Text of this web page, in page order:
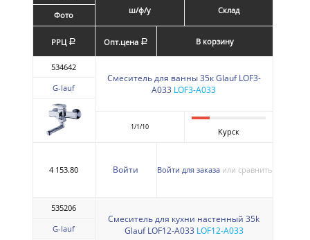
Фото
ш/ф/у Склад
РРЦ a Опт.цена a В корзину
534642
G-lauf
Смеситель для ванны 35к Glauf LOF3-
A033 LOF3-A033
1/1/10 Курск
4 153.80 Войти Войти для заказа или сравнить
535206
G-lauf
Смеситель для кухни настенный 35k
Glauf LOF12-A033 LOF12-A033